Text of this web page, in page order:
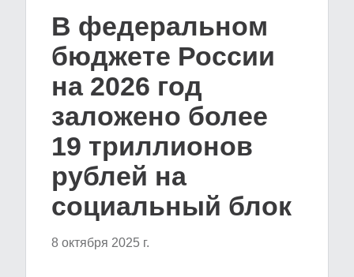
В федеральном
бюджете России
на 2026 год
заложено более
19 триллионов
рублей на
социальный блок
8 октября 2025 г.